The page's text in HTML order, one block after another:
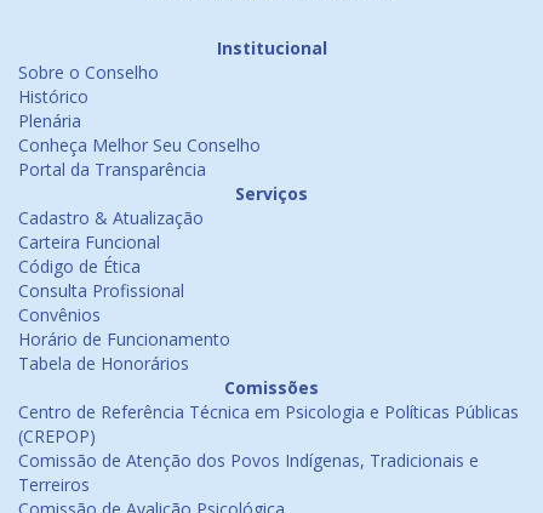
Institucional
Sobre o Conselho
Histórico
Plenária
Conheça Melhor Seu Conselho
Portal da Transparência
Serviços
Cadastro & Atualização
Carteira Funcional
Código de Ética
Consulta Profissional
Convênios
Horário de Funcionamento
Tabela de Honorários
Comissões
Centro de Referência Técnica em Psicologia e Políticas Públicas
(CREPOP)
Comissão de Atenção dos Povos Indígenas, Tradicionais e
Terreiros